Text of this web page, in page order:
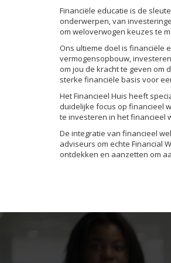
Financiële educatie is de
onderwerpen, van
om weloverwogen keuzes te
Ons ultieme doel is financiële
vermogensopbouw,
om jou de kracht te geven om
sterke financiële basis voor
Het Financieel Huis heeft
duidelijke focus op financieel
te investeren in het financieel
De integratie van financieel
adviseurs om echte Financial
ontdekken en aanzetten om